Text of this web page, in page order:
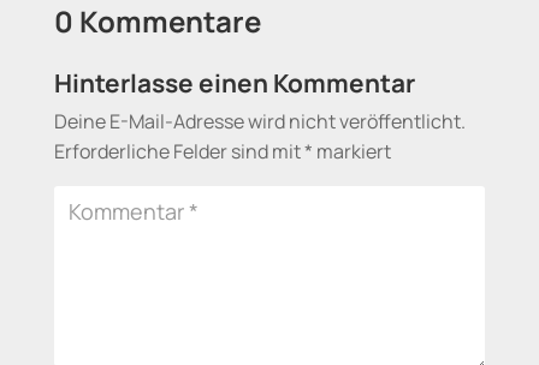
0 Kommentare
Hinterlasse einen Kommentar
Deine E-Mail-Adresse wird nicht veröffentlicht.
Erforderliche Felder sind mit* markiert